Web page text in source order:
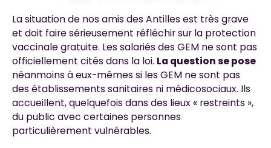
La situation de nos amis des Antilles est très grave
et doit faire sérieusement réfléchir sur la protection
vaccinale gratuite. Les salariés des GEM ne sont pas
officiellement cités dans la loi. La question se pose
néanmoins à eux-mêmes si les GEM ne sont pas
des établissements sanitaires ni médicosociaux. Ils
accueillent, quelquefois dans des lieux « restreints »,
du public avec certaines personnes
particulièrement vulnérables.